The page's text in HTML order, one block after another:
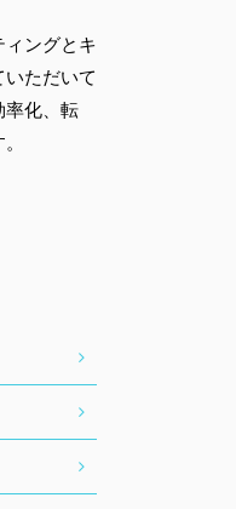
ングとキ
ただいて
率化、転